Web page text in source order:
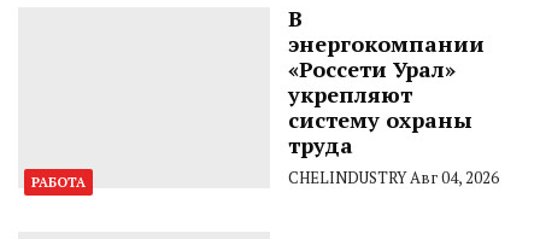
РАБОТА
В
энергокомпании
«Россети Урал»
укрепляют
систему охраны
труда
CHELINDUSTRYАвг 04, 2026